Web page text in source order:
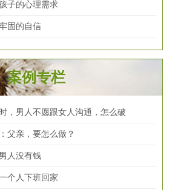
子的心理需求
固的自信
案例专栏
，男人不愿跟女人沟通，怎么破
父亲，要怎么做？
人没有钱
个人下班回家